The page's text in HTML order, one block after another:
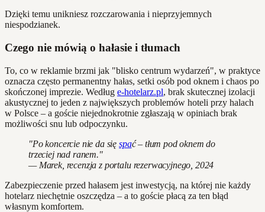
Dzięki temu unikniesz rozczarowania i nieprzyjemnych
niespodzianek.
Czego nie mówią o hałasie i tłumach
To, co w reklamie brzmi jak "blisko centrum wydarzeń", w praktyce
oznacza często permanentny hałas, setki osób pod oknem i chaos po
skończonej imprezie. Według e-hotelarz.pl, brak skutecznej izolacji
akustycznej to jeden z największych problemów hoteli przy halach
w Polsce – a goście niejednokrotnie zgłaszają w opiniach brak
możliwości snu lub odpoczynku.
"Po koncercie nie da się spać – tłum pod oknem do
trzeciej nad ranem."
— Marek, recenzja z portalu rezerwacyjnego, 2024
Zabezpieczenie przed hałasem jest inwestycją, na której nie każdy
hotelarz niechętnie oszczędza – a to goście płacą za ten błąd
własnym komfortem.